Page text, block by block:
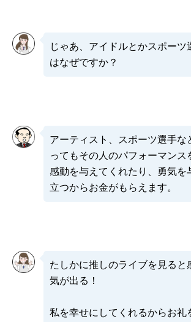
じゃあ、アイドルとかスポーツ
はなぜですか？
アーティスト、スポーツ選手な
ってもその人のパフォーマンス
感動を与えてくれたり、勇気を
立つからお金がもらえます。
たしかに推しのライブを見ると
気が出る！
私を幸せにしてくれるからお礼